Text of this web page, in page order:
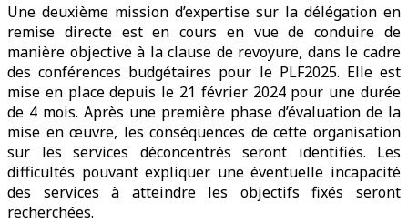
Une deuxième mission d’expertise sur la délégation en
remise directe est en cours en vue de conduire de
manière objective à la clause de revoyure, dans le cadre
des conférences budgétaires pour le PLF2025. Elle est
mise en place depuis le 21 février 2024 pour une durée
de 4 mois. Après une première phase d’évaluation de la
mise en œuvre, les conséquences de cette organisation
sur les services déconcentrés seront identifiés. Les
difficultés pouvant expliquer une éventuelle incapacité
des services à atteindre les objectifs fixés seront
recherchées.